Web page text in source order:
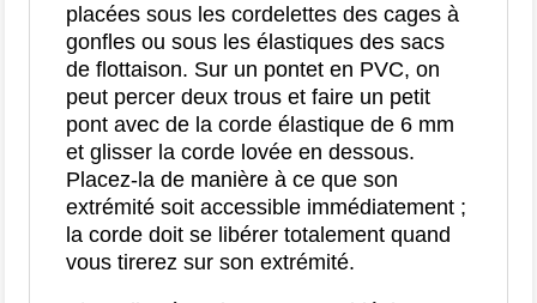
placées sous les cordelettes des cages à
gonfles ou sous les élastiques des sacs
de flottaison. Sur un pontet en PVC, on
peut percer deux trous et faire un petit
pont avec de la corde élastique de 6 mm
et glisser la corde lovée en dessous.
Placez-la de manière à ce que son
extrémité soit accessible immédiatement ;
la corde doit se libérer totalement quand
vous tirerez sur son extrémité.